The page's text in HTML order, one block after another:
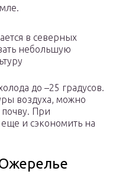
в северных
небольшую
до –25 градусов.
воздуха, можно
При
еще и сэкономить на